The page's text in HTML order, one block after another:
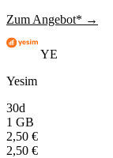
Zum Angebot* →
YE
Yesim
30d
1 GB
2,50 €
2,50 €